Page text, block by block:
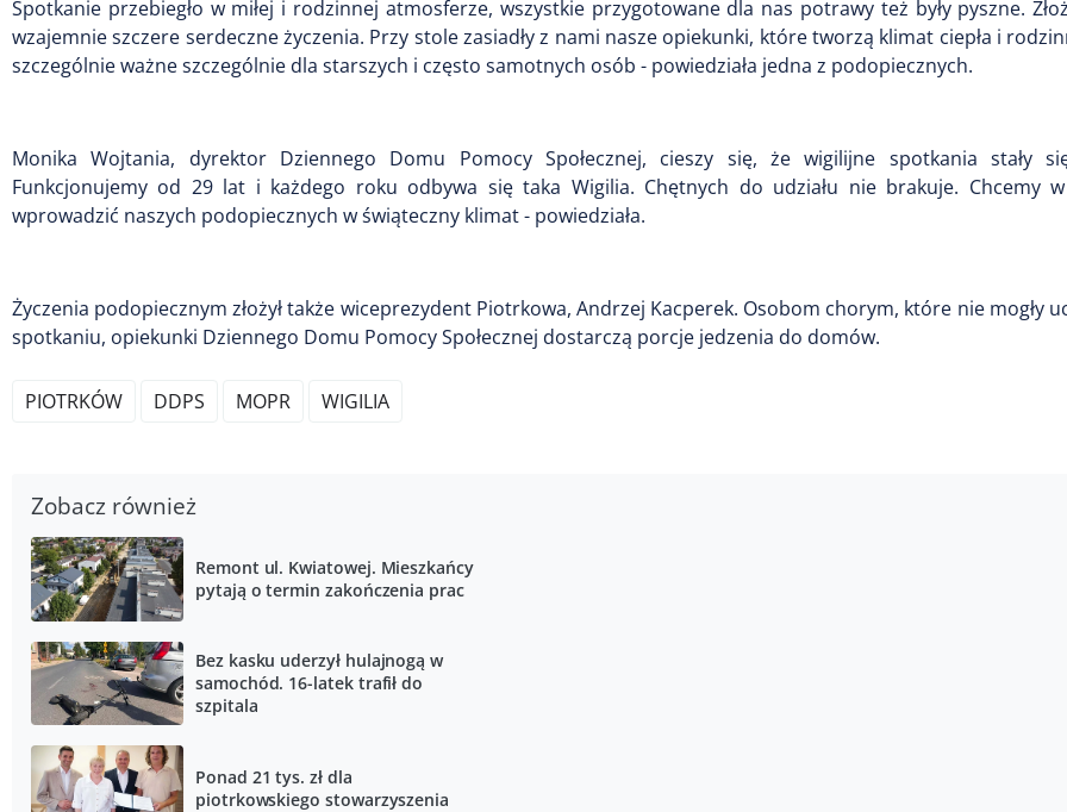
Spotkanie przebiegło w miłej i rodzinnej atmosferze, wszystkie przygotowane dla nas potrawy też były pyszne.
wzajemnie szczere serdeczne życzenia. Przy stole zasiadły z nami nasze opiekunki, które tworzą klimat ciepła i
szczególnie ważne szczególnie dla starszych i często samotnych osób - powiedziała jedna z podopiecznych.
Monika Wojtania, dyrektor Dziennego Domu Pomocy Społecznej, cieszy się, że wigilijne spotkania stały
Funkcjonujemy od 29 lat i każdego roku odbywa się taka Wigilia. Chętnych do udziału nie brakuje. Chcemy
wprowadzić naszych podopiecznych w świąteczny klimat - powiedziała.
Życzenia podopiecznym złożył także wiceprezydent Piotrkowa, Andrzej Kacperek. Osobom chorym, które nie mogły
spotkaniu, opiekunki Dziennego Domu Pomocy Społecznej dostarczą porcje jedzenia do domów.
PIOTRKÓW DDPS MOPR WIGILIA
Zobacz również
Remont ul. Kwiatowej. Mieszkańcy
pytają o termin zakończenia prac
Bez kasku uderzył hulajnogą w
samochód. 16-latek trafił do
szpitala
Ponad 21 tys. zł dla
piotrkowskiego stowarzyszenia